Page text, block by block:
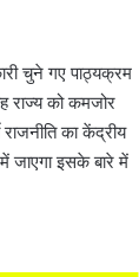
चुने गए पाठ्यक्रम
राज्य को कमजोर
का केंद्रीय
जाएगा इसके बारे में